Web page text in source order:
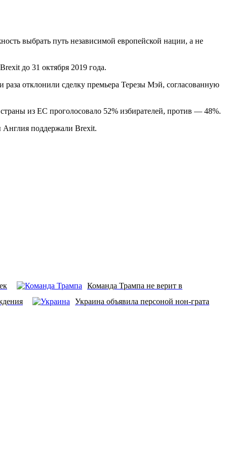
выбрать путь независимой европейской нации, а не
до 31 октября 2019 года.
отклонили сделку премьера Терезы Мэй, согласованную
из ЕС проголосовало 52% избирателей, против — 48%.
Англия поддержали Brexit.
Команда Трампа не верит в
Украина объявила персоной нон-грата